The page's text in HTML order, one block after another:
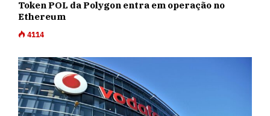
Token POL da Polygon entra em operação no
Ethereum
4114